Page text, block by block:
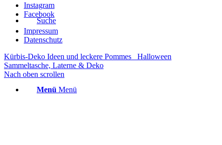
Suche
Menü Menü
Instagram
Facebook
Impressum
Datenschutz
Kürbis-Deko Ideen und leckere Pommes
Halloween
Sammeltasche, Laterne & Deko
Nach oben scrollen